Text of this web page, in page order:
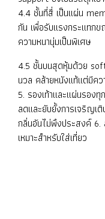
4.4 ชั้นที่สี่ เป็นแผ่น
กัน เพื่อรับแรงกระแทก
ความหนานุ่มเป็นพิเศษ
4.5 ชั้นบนสุดหุ้มด้วย
นวล คล้ายหนังแท้แต่มีคว
5. รองเท้าและแผ่นรอง
ลดและยับยั้งการเจริญเติ
กลิ่นอันไม่พึงประสงค์ 6.
เหมาะสำหรับใส่เที่ยว